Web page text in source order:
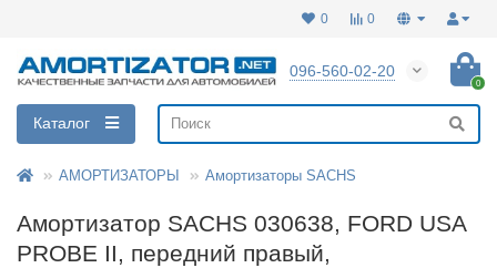
0
0
096-560-02-20
0
Каталог
АМОРТИЗАТОРЫ Амортизаторы SACHS
Амортизатор SACHS 030638, FORD USA
PROBE II, передний правый,